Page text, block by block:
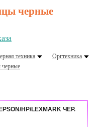
черные
техника
Оргтехника
черные
HP/LEXMARK ЧЕР.